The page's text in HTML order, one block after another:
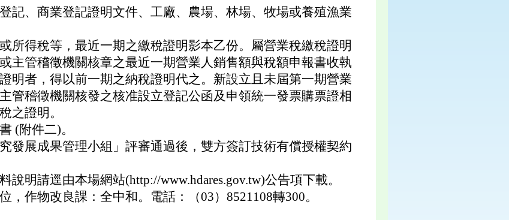
記、商業登記證明文件、工廠、農場、林場、牧場或養殖漁業
所得稅等，最近一期之繳稅證明影本乙份。屬營業稅繳稅證明
主管稽徵機關核章之最近一期營業人銷售額與稅額申報書收執
明者，得以前一期之納稅證明代之。新設立且未屆第一期營業
管稽徵機關核發之核准設立登記公函及申領統一發票購票證相
之證明。
(附件二)。
發展成果管理小組」評審通過後，雙方簽訂技術有償授權契約
說明請逕由本場網站(http://www.hdares.gov.tw)公告項下載。
，作物改良課：全中和。電話：（03）8521108轉300。